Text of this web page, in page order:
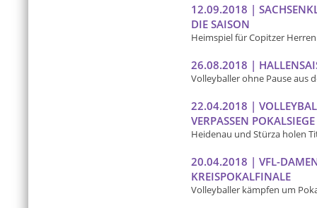
12.09.2018 |
DIE SAISON
Heimspiel für Copitzer Herren
26.08.2018 |
Volleyballer ohne Pause aus
22.04.2018 |
VERPASSEN POKALSIEGE
Heidenau und Stürza holen
20.04.2018 | VFL-
KREISPOKALFINALE
Volleyballer kämpfen um